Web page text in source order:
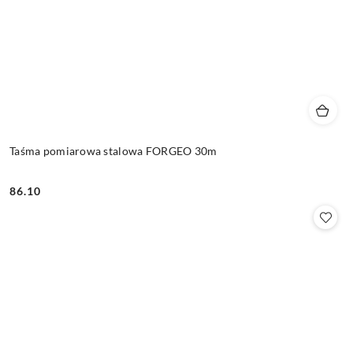
Taśma pomiarowa stalowa FORGEO 30m
Cena:
86.10